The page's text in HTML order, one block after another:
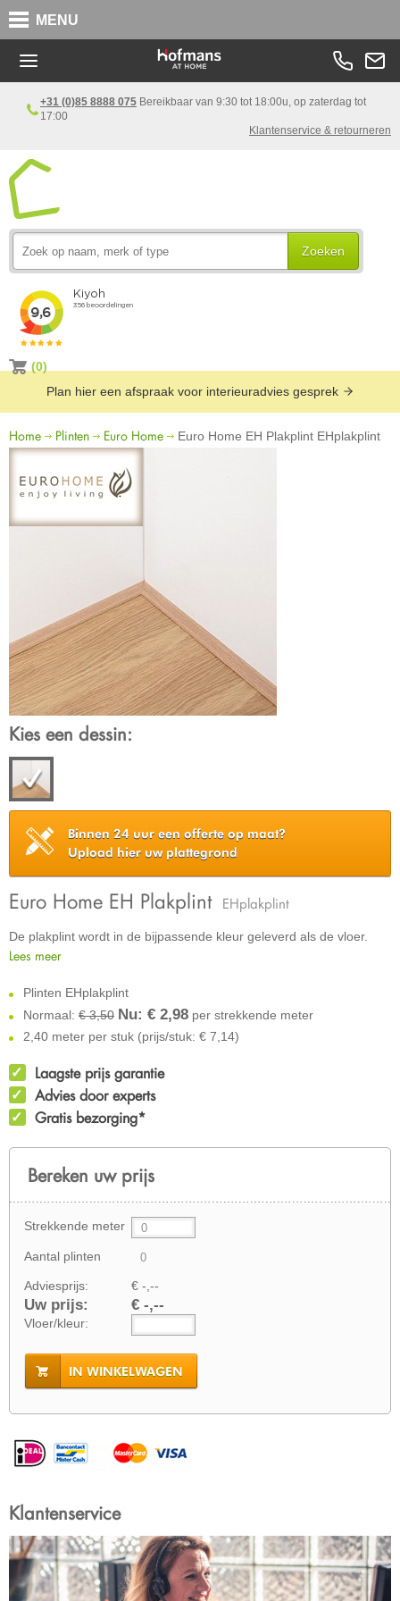
MENU
+31 (0)85 8888 075 Bereikbaar van 9:30 tot 18:00u, op zaterdag tot
17:00
Klantenservice & retourneren
Zoeken
(0)
Plan hier een afspraak voor interieuradvies gesprek
Home Plinten Euro Home Euro Home EH Plakplint EHplakplint
Kies een dessin:
Binnen 24 uur een offerte op maat?
Upload hier uw plattegrond
Euro Home EH Plakplint EHplakplint
De plakplint wordt in de bijpassende kleur geleverd als de vloer.
Lees meer
Plinten EHplakplint
Normaal: € 3,50 Nu: € 2,98 per strekkende meter
2,40 meter per stuk (prijs/stuk: € 7,14)
Laagste prijs garantie
Advies door experts
Gratis bezorging*
Bereken uw prijs
Strekkende meter
Aantal plinten
Adviesprijs: € -,--
Uw prijs: € -,--
Vloer/kleur:
IN WINKELWAGEN
Klantenservice